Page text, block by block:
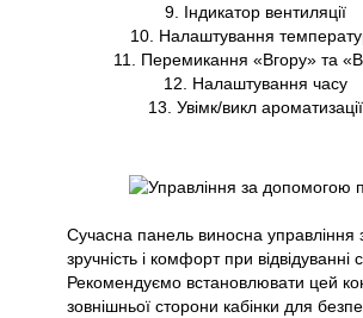
9. Індикатор вентиляції
10. Налаштування
11. Перемикання «Вгору» та
12. Налаштування часу
13. Увімк/викл ароматизації
Сучасна панель виносна управління
зручність і комфорт при відвідуванні
Рекомендуємо встановлювати цей
зовнішньої сторони кабінки для